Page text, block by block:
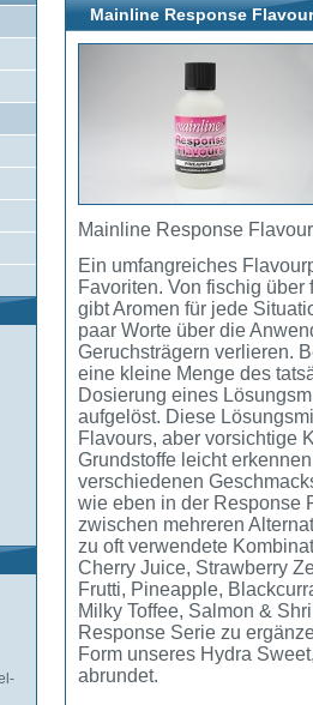
Mainline Response
Mainline Response
Ein umfangreiches
Favoriten. Von fischig
gibt Aromen für jede
paar Worte über die
Geruchsträgern verlieren.
eine kleine Menge des
Dosierung eines
aufgelöst. Diese
Flavours, aber vorsichtige
Grundstoffe leicht
verschiedenen
wie eben in der Response
zwischen mehreren
zu oft verwendete
Cherry Juice, Strawberry
Frutti, Pineapple,
Milky Toffee, Salmon &
Response Serie zu
Form unseres Hydra
abrundet.